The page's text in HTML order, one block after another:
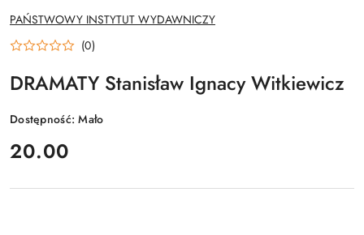
NAZWA
PRODUCENTA:
PAŃSTWOWY INSTYTUT WYDAWNICZY
(0)
DRAMATY Stanisław Ignacy Witkiewicz
Dostępność:Mało
cena:
20.00